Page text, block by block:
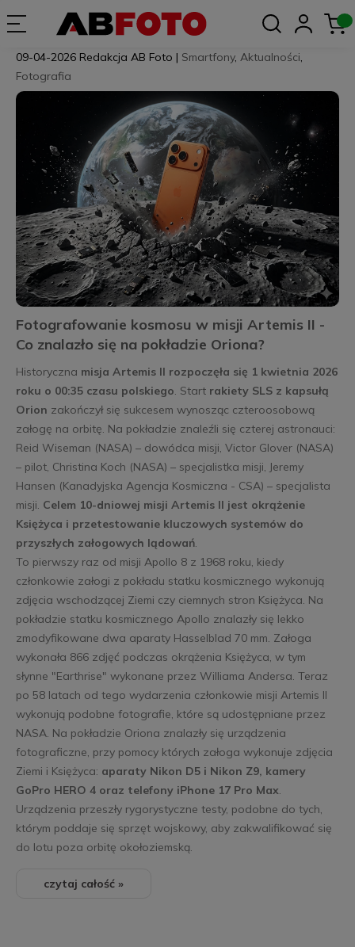
Fotografowanie kosmosu w misji Artemis II -
Co znalazło się na pokładzie Oriona?
09-04-2026 Redakcja AB Foto | Smartfony, Aktualności,
Fotografia
Historyczna misja Artemis II rozpoczęła się 1 kwietnia 2026
roku o 00:35 czasu polskiego. Start rakiety SLS z kapsułą
Orion zakończył się sukcesem wynosząc czteroosobową
załogę na orbitę. Na pokładzie znaleźli się czterej astronauci:
Reid Wiseman (NASA) – dowódca misji, Victor Glover (NASA)
– pilot, Christina Koch (NASA) – specjalistka misji, Jeremy
Hansen (Kanadyjska Agencja Kosmiczna - CSA) – specjalista
misji. Celem 10-dniowej misji Artemis II jest okrążenie
Księżyca i przetestowanie kluczowych systemów do
przyszłych załogowych lądowań.
To pierwszy raz od misji Apollo 8 z 1968 roku, kiedy
członkowie załogi z pokładu statku kosmicznego wykonują
zdjęcia wschodzącej Ziemi czy ciemnych stron Księżyca. Na
pokładzie statku kosmicznego Apollo znalazły się lekko
zmodyfikowane dwa aparaty Hasselblad 70 mm. Załoga
wykonała 866 zdjęć podczas okrążenia Księżyca, w tym
słynne "Earthrise" wykonane przez Williama Andersa. Teraz
po 58 latach od tego wydarzenia członkowie misji Artemis II
wykonują podobne fotografie, które są udostępniane przez
NASA. Na pokładzie Oriona znalazły się urządzenia
fotograficzne, przy pomocy których załoga wykonuje zdjęcia
Ziemi i Księżyca: aparaty Nikon D5 i Nikon Z9, kamery
GoPro HERO 4 oraz telefony iPhone 17 Pro Max.
Urządzenia przeszły rygorystyczne testy, podobne do tych,
którym poddaje się sprzęt wojskowy, aby zakwalifikować się
do lotu poza orbitę okołoziemską.
czytaj całość »